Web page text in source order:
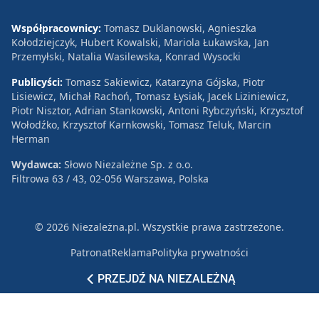
PRZEJDŹ NA NIEZALEŻNĄ
Współpracownicy: Tomasz Duklanowski, Agnieszka
Kołodziejczyk, Hubert Kowalski, Mariola Łukawska, Jan
Przemyłski, Natalia Wasilewska, Konrad Wysocki
Publicyści: Tomasz Sakiewicz, Katarzyna Gójska, Piotr
Lisiewicz, Michał Rachoń, Tomasz Łysiak, Jacek Liziniewicz,
Piotr Nisztor, Adrian Stankowski, Antoni Rybczyński, Krzysztof
Wołodźko, Krzysztof Karnkowski, Tomasz Teluk, Marcin
Herman
Wydawca: Słowo Niezależne Sp. z o.o.
Filtrowa 63 / 43, 02-056 Warszawa, Polska
© 2026 Niezależna.pl. Wszystkie prawa zastrzeżone.
PatronatReklamaPolityka prywatności